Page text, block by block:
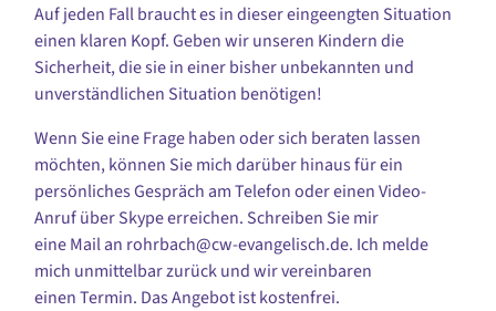
Auf jeden Fall braucht es in dieser eingeengten Situation
einen klaren Kopf. Geben wir unseren Kindern die
Sicherheit, die sie in einer bisher unbekannten und
unverständlichen Situation benötigen!
Wenn Sie eine Frage haben oder sich beraten lassen
möchten, können Sie mich darüber hinaus für ein
persönliches Gespräch am Telefon oder einen Video-
Anruf über Skype erreichen. Schreiben Sie mir
eine Mail an rohrbach@cw-evangelisch.de. Ich melde
mich unmittelbar zurück und wir vereinbaren
einen Termin. Das Angebot ist kostenfrei.